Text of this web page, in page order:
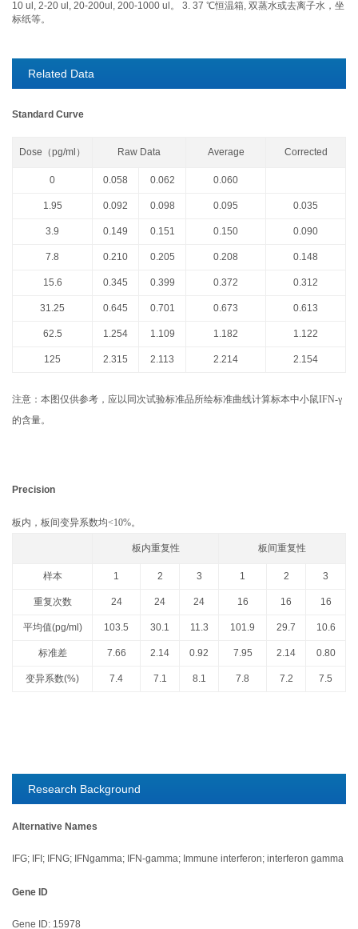
10 ul, 2-20 ul, 20-200ul, 200-1000 ul。 3. 37 ℃恒温箱, 双蒸水或去离子水，坐
标纸等。
Related Data
Standard Curve
Dose（pg/ml） Raw Data Average Corrected
0 0.058 0.062 0.060
1.95 0.092 0.098 0.095 0.035
3.9 0.149 0.151 0.150 0.090
7.8 0.210 0.205 0.208 0.148
15.6 0.345 0.399 0.372 0.312
31.25 0.645 0.701 0.673 0.613
62.5 1.254 1.109 1.182 1.122
125 2.315 2.113 2.214 2.154
注意：本图仅供参考，应以同次试验标准品所绘标准曲线计算标本中小鼠IFN-γ
的含量。
Precision
板内，板间变异系数均<10%。
板内重复性 板间重复性
样本 1 2 3 1 2 3
重复次数 24 24 24 16 16 16
平均值(pg/ml) 103.5 30.1 11.3 101.9 29.7 10.6
标准差 7.66 2.14 0.92 7.95 2.14 0.80
变异系数(%) 7.4 7.1 8.1 7.8 7.2 7.5
Research Background
Alternative Names
IFG; IFI; IFNG; IFNgamma; IFN-gamma; Immune interferon; interferon gamma
Gene ID
Gene ID: 15978